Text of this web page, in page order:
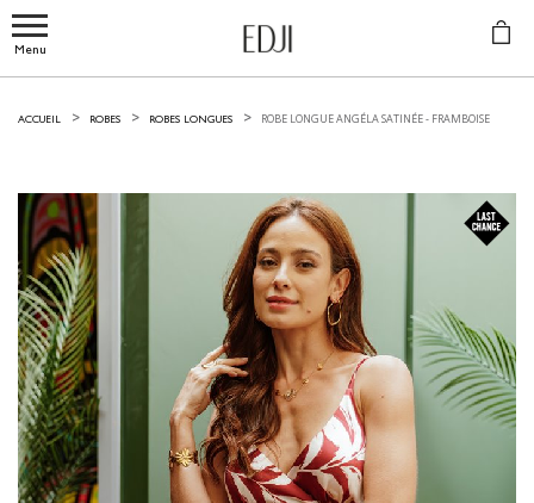
Menu
ACCUEIL ROBES ROBES LONGUES ROBE LONGUE ANGÉLA SATINÉE - FRAMBOISE